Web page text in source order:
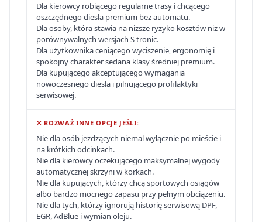
Dla kierowcy robiącego regularne trasy i chcącego
oszczędnego diesla premium bez automatu.
Dla osoby, która stawia na niższe ryzyko kosztów niż w
porównywalnych wersjach S tronic.
Dla użytkownika ceniącego wyciszenie, ergonomię i
spokojny charakter sedana klasy średniej premium.
Dla kupującego akceptującego wymagania
nowoczesnego diesla i pilnującego profilaktyki
serwisowej.
✕ ROZWAŻ INNE OPCJE JEŚLI:
Nie dla osób jeżdżących niemal wyłącznie po mieście i
na krótkich odcinkach.
Nie dla kierowcy oczekującego maksymalnej wygody
automatycznej skrzyni w korkach.
Nie dla kupujących, którzy chcą sportowych osiągów
albo bardzo mocnego zapasu przy pełnym obciążeniu.
Nie dla tych, którzy ignorują historię serwisową DPF,
EGR, AdBlue i wymian oleju.